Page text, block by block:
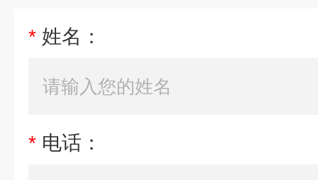
* 姓名：
* 电话：